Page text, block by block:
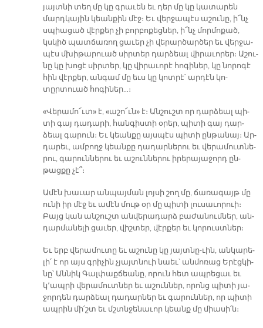
յայտ­նի տեղ մը կը գրա­ւեն եւ դեր մը կը կա­տա­րեն
մարդ­կա­յին կեան­քին մէջ։ Եւ վեր­ջա­պէս ա­շու­նը, ի՜նչ
սպիա­ցած վէր­քեր չի բոր­բո­քեց­ներ, ի՜նչ մոր­մո­քած,
կսկիծ պատ­ճա­ռող ցա­ւեր չի վե­րար­ծար­ծեր եւ վեր­ջա­
պէս մխի­թա­րուած սիր­տեր դար­ձեալ վի­րա­ւո­րեր։ Ա­շու­
նը կը խո­ցէ սիր­տեր, կը վի­րա­ւո­րէ հո­գի­ներ, կը նո­րո­գէ
հին վէր­քեր, ան­գամ մը եւս կը կոտ­րէ՝ ար­դէն կո-
տըրտուած հո­գի­ներ…։
«Վե­րա­մո՜ւտ» է, «ա­շո՜ւն» է։ Ան­շուշտ որ դար­ձեալ պի­
տի գայ դա­դա­րի, հան­գիս­տի օ­րեր, պի­տի գայ դար­
ձեալ գա­րուն։ Եւ կեան­քը այս­պէս պի­տի ըն­թա­նայ։ Ար­
դա­րեւ, ամ­բողջ կեան­քը դա­դար­նե­րու եւ վե­րա­մուտ­նե­
րու, գա­րուն­նե­րու եւ ա­շուն­նե­րու ի­րե­րա­յա­ջորդ ըն­
թաց­քը չէ՞։
Ա­մէն խա­ւար ան­պայ­ման լոյ­սի շող մը, ճա­ռա­գայթ մը
ու­նի իր մէջ եւ ա­մէն մութ օր մը պի­տի լու­սա­ւո­րուի։
Բայց կան ան­շուշտ ան­վե­րա­դարձ բա­ժա­նում­ներ, ան­
դար­մա­նե­լի ցա­ւեր, վիշ­տեր, վէր­քեր եւ կո­րուստ­ներ։
Եւ երբ վե­րա­մու­տը եւ ա­շու­նը կը յայտ­նը-ւին, ան­կա­րե­
լի՛ է որ այս գրի­չին չյայտ­նուի նաեւ՝ ան­մո­ռաց Ե­րէց­կի­
նը՝ Ան­նիկ Գալ­փաք­ճեա­նը, ո­րուն հետ ապ­րե­ցաւ եւ
կ՚ապ­րի վե­րա­մուտ­ներ եւ ա­շուն­ներ, ո­րոնց պի­տի յա­
ջոր­դեն դար­ձեալ դա­դար­ներ եւ գա­րուն­ներ, որ պի­տի
ապ­րին մի՛շտ եւ մշտնջե­նա­ւոր կեանք մը միա­սի՛ն։